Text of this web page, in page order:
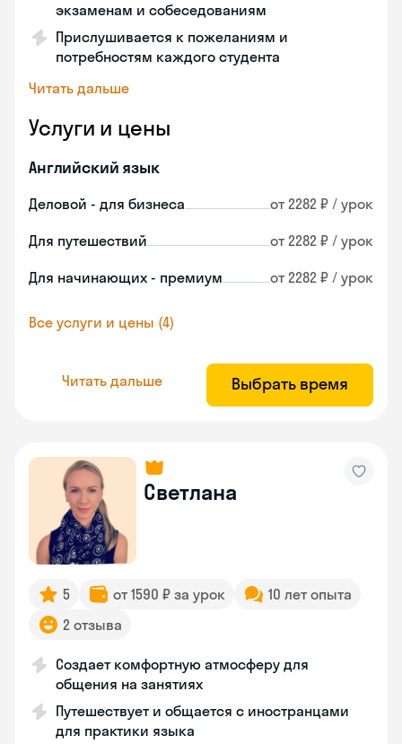
экзаменам и собеседованиям
Прислушивается к пожеланиям и
потребностям каждого студента
Читать дальше
Услуги и цены
Английский язык
Деловой - для бизнеса от 2282 ₽ / урок
Для путешествий от 2282 ₽ / урок
Для начинающих - премиум от 2282 ₽ / урок
Все услуги и цены (4)
Читать дальше Выбрать время
Светлана
5 от 1590 ₽ за урок
10 лет опыта
2 отзыва
Создает комфортную атмосферу для
общения на занятиях
Путешествует и общается с иностранцами
для практики языка